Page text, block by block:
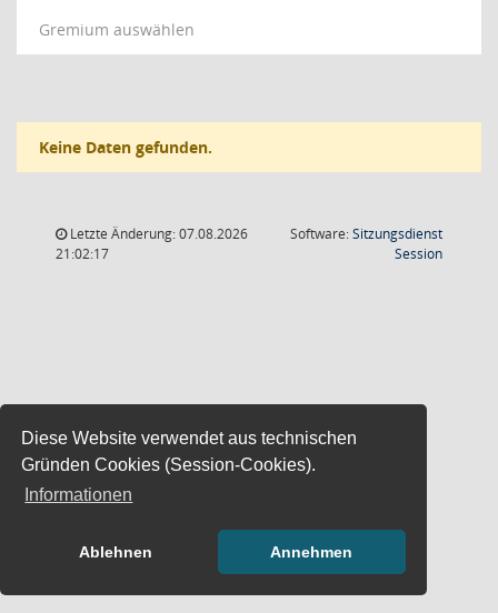
Diese Website verwendet aus technischen
Gründen Cookies (Session-Cookies).
Informationen
Ablehnen Annehmen
Gremium auswählen
Keine Daten gefunden.
Letzte Änderung: 07.08.2026
21:02:17
Software:Sitzungsdienst
Session(Wird in